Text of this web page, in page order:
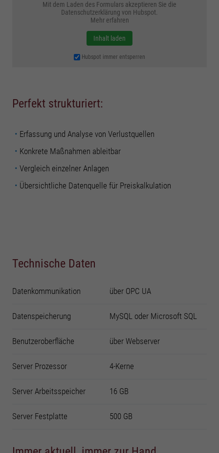
Mit dem Laden des Formulars akzeptieren Sie die
Datenschutzerklärung von Hubspot.
Mehr erfahren
Inhalt laden
Hubspot immer entsperren
Perfekt strukturiert:
Erfassung und Analyse von Verlustquellen
Konkrete Maßnahmen ableitbar
Vergleich einzelner Anlagen
Übersichtliche Datenquelle für Preiskalkulation
Technische Daten
Datenkommunikation über OPC UA
Datenspeicherung MySQL oder Microsoft SQL
Benutzeroberfläche über Webserver
Server Prozessor 4-Kerne
Server Arbeitsspeicher 16 GB
Server Festplatte 500 GB